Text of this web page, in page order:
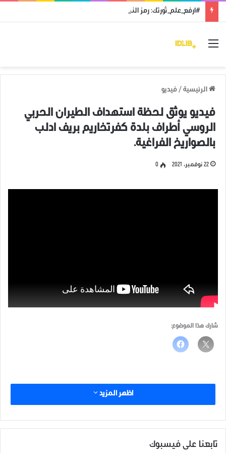
#ارفع_علم_ثورتك: رمز النضال ووحدة الهدف
القائمة
الرئيسية / فيديو
فيديو يوثق لحظة استهداف الطيران الحربي
الروسي أطراف بلدة كفرتخاريم بريف ادلب
بالصواريخ الفراغية.
22 نوفمبر، 2021 0
شارك هذا الموضوع:
مرتبط
اظهر المزيد
تابعنا على فيسبوك